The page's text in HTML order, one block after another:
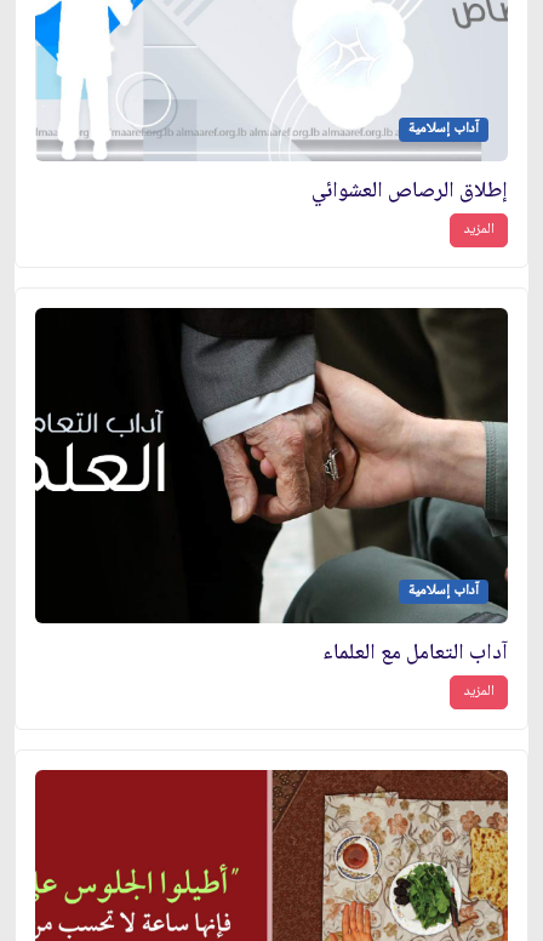
آداب إسلامية
إطلاق الرصاص العشوائي
المزيد
آداب إسلامية
آداب التعامل مع العلماء
المزيد